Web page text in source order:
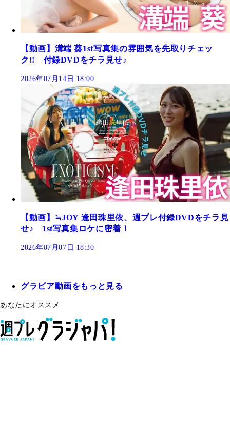
【動画】溝端 葵1st写真集の雰囲気を先取りチェッ
ク!! 付録DVDをチラ見せ♪
2026年07月14日 18:00
【動画】≒JOY 逢田珠里依、週プレ付録DVDをチラ見
せ♪ 1st写真集ロケに密着！
2026年07月07日 18:30
グラビア動画をもっと見る
あなたにオススメ